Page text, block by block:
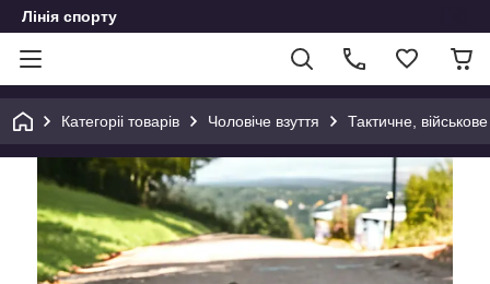
Лінія спорту
Категоріі товарів Чоловіче взуття Тактичне, військове